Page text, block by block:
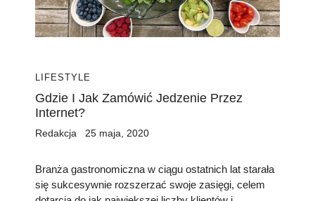
LIFESTYLE
Gdzie I Jak Zamówić Jedzenie Przez
Internet?
Redakcja 25 maja, 2020
Branża gastronomiczna w ciągu ostatnich lat starała
się sukcesywnie rozszerzać swoje zasięgi, celem